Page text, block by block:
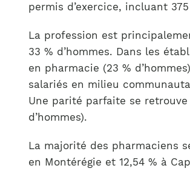
permis d’exercice, incluant
La profession est
33 % d’hommes. Dans les
en pharmacie (23 %
salariés en milieu
Une parité parfaite se
d’hommes).
La majorité des pharmaciens
en Montérégie et 12,54 % à